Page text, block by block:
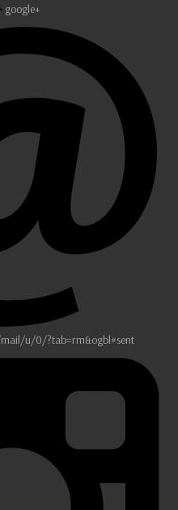
google+
u/0/?tab=rm&ogbl#sent